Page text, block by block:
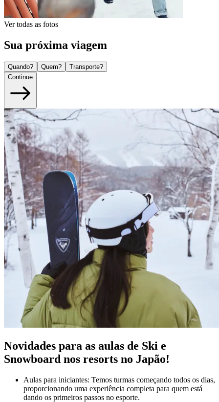
Ver todas as fotos
Sua próxima viagem
Quando? Quem?
Transporte?
Continue
Novidades para as aulas de Ski e
Snowboard nos resorts no Japão!
Aulas para iniciantes: Temos turmas começando todos os dias,
proporcionando uma experiência completa para quem está
dando os primeiros passos no esporte.